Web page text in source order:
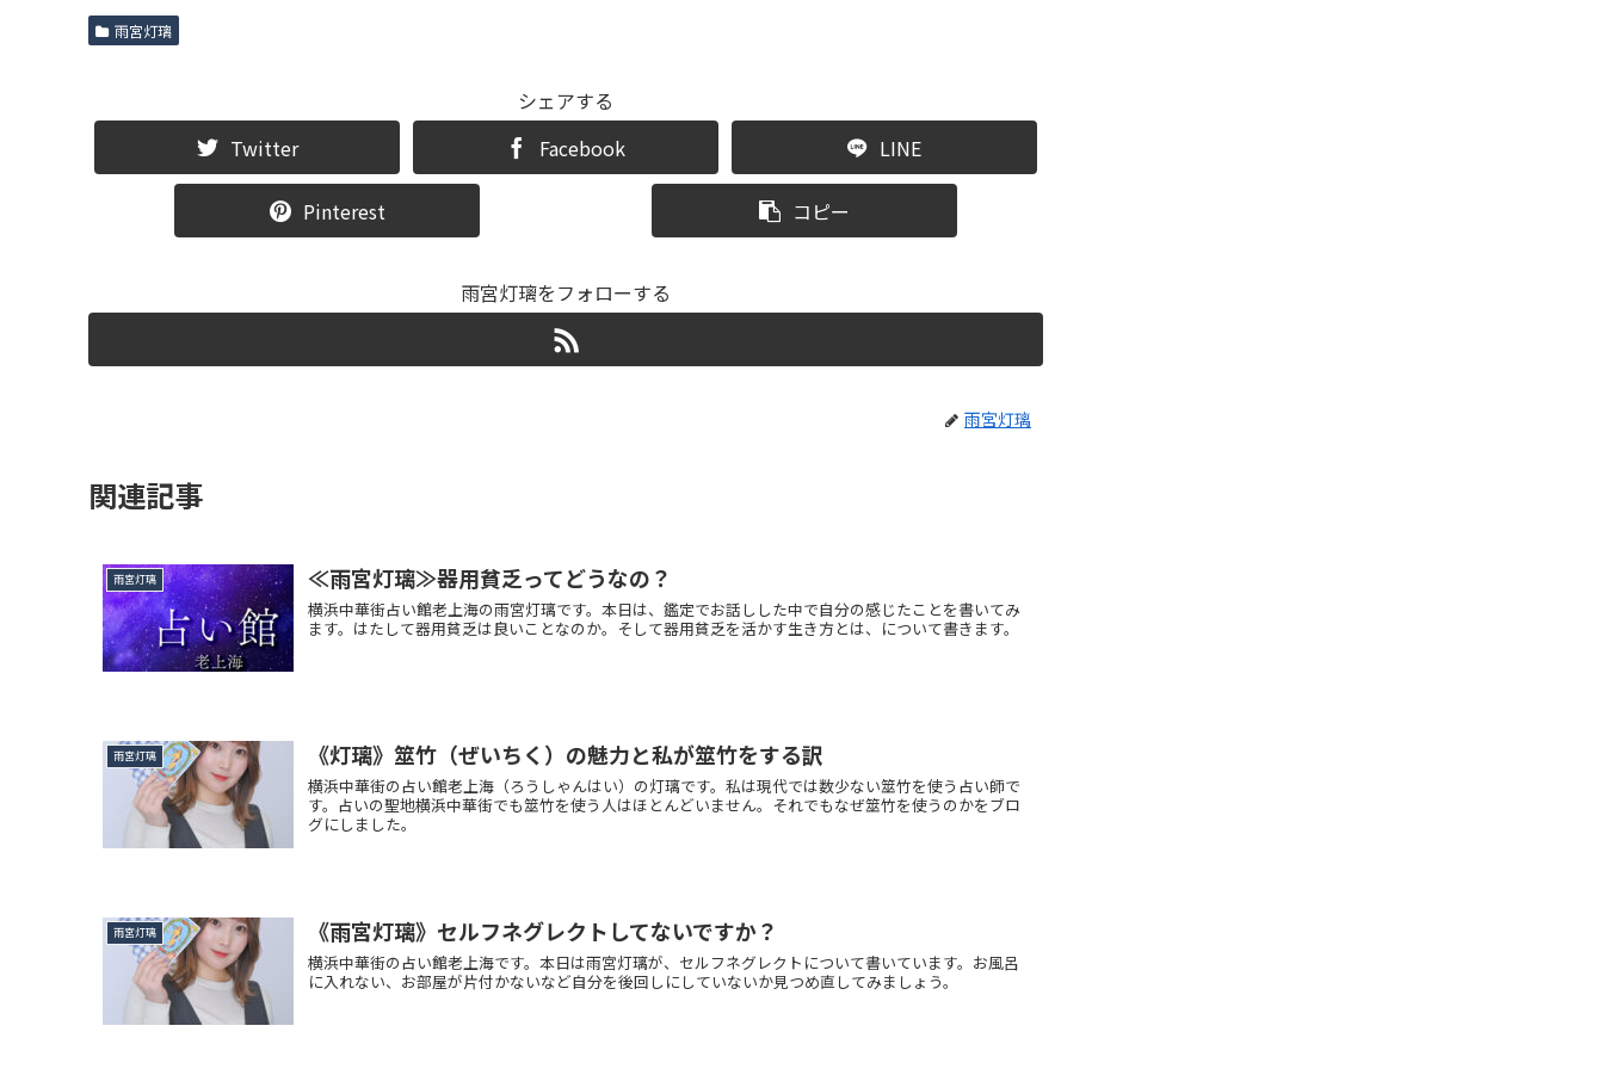
雨宮灯璃
シェアする
Twitter
Facebook LINE
Pinterest コピー
雨宮灯璃をフォローする
雨宮灯璃
関連記事
雨宮灯璃 ≪雨宮灯璃≫器用貧乏ってどうなの？
横浜中華街占い館老上海の雨宮灯璃です。本日は、鑑定でお話しした中で自分の感じたことを書いてみ
ます。はたして器用貧乏は良いことなのか。そして器用貧乏を活かす生き方とは、について書きます。
雨宮灯璃 《灯璃》筮竹（ぜいちく）の魅力と私が筮竹をする訳
横浜中華街の占い館老上海（ろうしゃんはい）の灯璃です。私は現代では数少ない筮竹を使う占い師で
す。占いの聖地横浜中華街でも筮竹を使う人はほとんどいません。それでもなぜ筮竹を使うのかをブロ
グにしました。
雨宮灯璃 《雨宮灯璃》セルフネグレクトしてないですか？
横浜中華街の占い館老上海です。本日は雨宮灯璃が、セルフネグレクトについて書いています。お風呂
に入れない、お部屋が片付かないなど自分を後回しにしていないか見つめ直してみましょう。